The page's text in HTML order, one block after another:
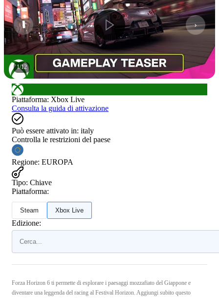
1/12
Piattaforma: Xbox Live
Consulta la guida di attivazione
Può essere attivato in: italy
Controlla le restrizioni del paese
Regione: EUROPA
Tipo: Chiave
Piattaforma:
Steam Xbox Live
Edizione:
Forza Horizon 6 ti permette di esplorare i paesaggi mozzafiato del Giappone e
diventare una leggenda del racing al Festival Horizon. Aggiungi subito questo